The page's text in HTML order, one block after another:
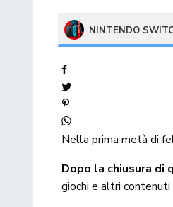
NINTENDO
Nella prima metà di
Dopo la chiusura
giochi e altri